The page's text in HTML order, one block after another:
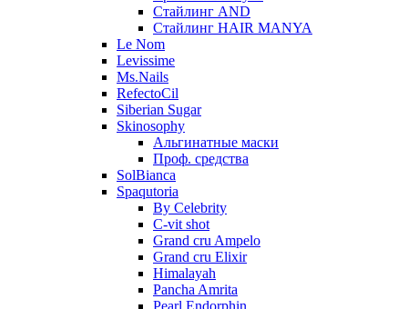
Стайлинг AND
Стайлинг HAIR MANYA
Le Nom
Levissime
Ms.Nails
RefectoCil
Siberian Sugar
Skinosophy
Альгинатные маски
Проф. средства
SolBianca
Spaqutoria
By Celebrity
C-vit shot
Grand cru Ampelo
Grand сru Elixir
Himalayah
Pancha Amrita
Pearl Endorphin